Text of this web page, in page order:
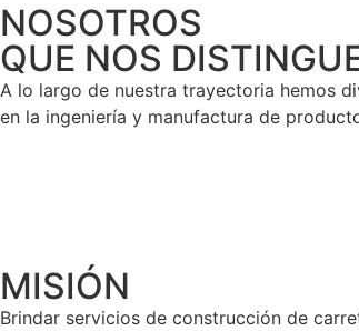
NOSOTROS
QUE NOS
A lo largo de nuestra trayectoria hemos
en la ingeniería y manufactura de
MISIÓN
Brindar servicios de construcción de